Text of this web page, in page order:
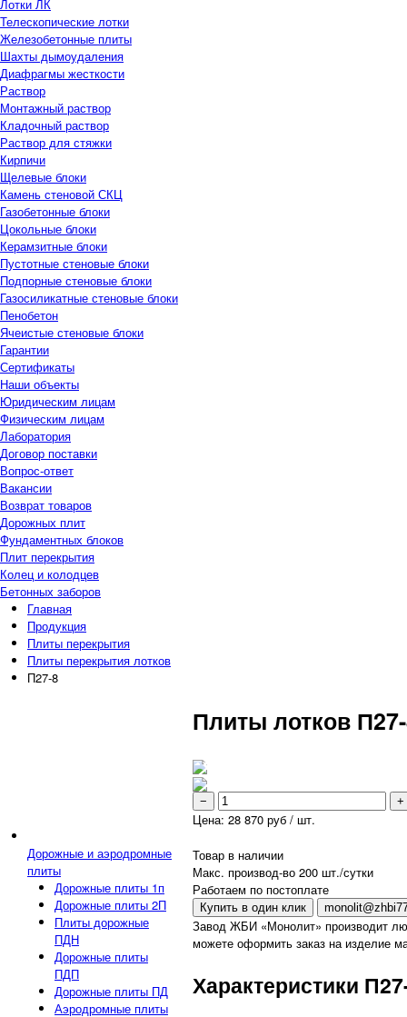
Лотки ЛК
Телескопические лотки
Железобетонные плиты
Шахты дымоудаления
Диафрагмы жесткости
Раствор
Монтажный раствор
Кладочный раствор
Раствор для стяжки
Кирпичи
Щелевые блоки
Камень стеновой СКЦ
Газобетонные блоки
Цокольные блоки
Керамзитные блоки
Пустотные стеновые блоки
Подпорные стеновые блоки
Газосиликатные стеновые блоки
Пенобетон
Ячеистые стеновые блоки
Гарантии
Сертификаты
Наши объекты
Юридическим лицам
Физическим лицам
Лаборатория
Договор поставки
Вопрос-ответ
Вакансии
Возврат товаров
Дорожных плит
Фундаментных блоков
Плит перекрытия
Колец и колодцев
Бетонных заборов
Главная
Продукция
Плиты перекрытия
Плиты перекрытия лотков
П27-8
Дорожные и аэродромные
плиты
Дорожные плиты 1п
Дорожные плиты 2П
Плиты дорожные
ПДН
Дорожные плиты
ПДП
Дорожные плиты ПД
Аэродромные плиты
Плиты лотков
− +
Цена: 28 870 руб / шт.
Товар в наличии
Макс. производ-во 200 шт./сутки
Работаем по постоплате
Купить в один клик
Завод ЖБИ «Монолит» производит
можете оформить заказ на изделие
Характеристики